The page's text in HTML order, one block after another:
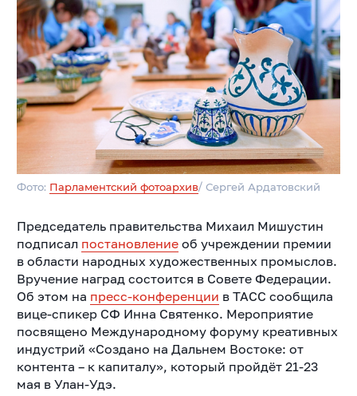
Фото: Парламентский фотоархив/ Сергей Ардатовский
Председатель правительства Михаил Мишустин
подписал постановлениеоб учреждении премии
в области народных художественных промыслов.
Вручение наград состоится в Совете Федерации.
Об этом на пресс-конференции в ТАСС сообщила
вице-спикер СФ Инна Святенко. Мероприятие
посвящено Международному форуму креативных
индустрий «Создано на Дальнем Востоке: от
контента – к капиталу», который пройдёт 21-23
мая в Улан-Удэ.